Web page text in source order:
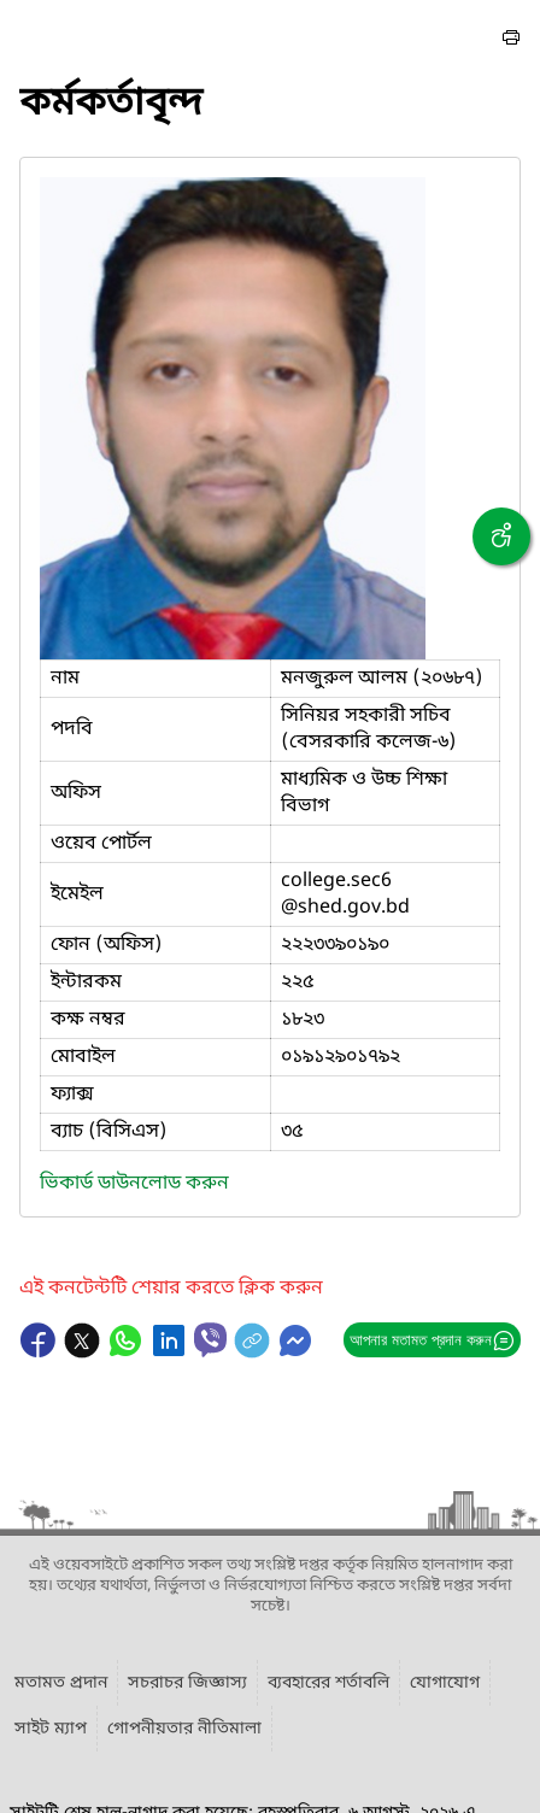
কর্মকর্তাবৃন্দ
নাম
মনজুরুল আলম (২০৬৮৭)
পদবি
সিনিয়র সহকারী সচিব
(বেসরকারি কলেজ-৬)
অফিস
মাধ্যমিক ও উচ্চ শিক্ষা
বিভাগ
ওয়েব পোর্টল
ইমেইল
college.sec6
@shed.gov.bd
ফোন (অফিস)
২২২৩৩৯০১৯০
ইন্টারকম
২২৫
কক্ষ নম্বর
১৮২৩
মোবাইল
০১৯১২৯০১৭৯২
ফ্যাক্স
ব্যাচ (বিসিএস)
৩৫
ভিকার্ড ডাউনলোড করুন
এই কনটেন্টটি শেয়ার করতে ক্লিক করুন
আপনার মতামত প্রদান করুন
এই ওয়েবসাইটে প্রকাশিত সকল তথ্য সংশ্লিষ্ট দপ্তর কর্তৃক নিয়মিত হালনাগাদ করা
হয়। তথ্যের যথার্থতা, নির্ভুলতা ও নির্ভরযোগ্যতা নিশ্চিত করতে সংশ্লিষ্ট দপ্তর সর্বদা
সচেষ্ট।
মতামত প্রদান সচরাচর জিজ্ঞাস্য ব্যবহারের শর্তাবলি
যোগাযোগ
সাইট ম্যাপ
গোপনীয়তার নীতিমালা